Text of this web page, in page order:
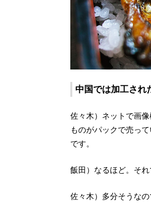
中国では加工され
佐々木）ネットで画
ものがパックで売っ
です。
飯田）なるほど。そ
佐々木）多分そうなの